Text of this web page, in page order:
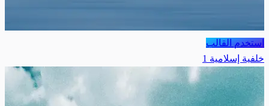
استخدم القالب
خلفية إسلامية 1